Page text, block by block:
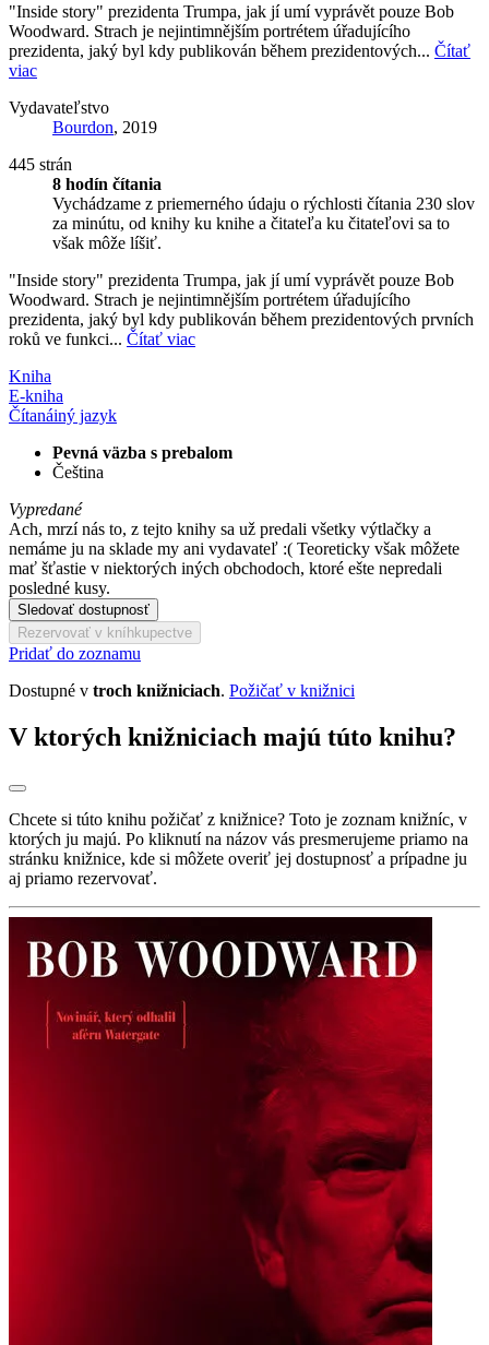
"Inside story" prezidenta Trumpa, jak jí umí vyprávět pouze Bob
Woodward. Strach je nejintimnějším portrétem úřadujícího
prezidenta, jaký byl kdy publikován během prezidentových... Čítať
viac
Vydavateľstvo
Bourdon, 2019
445 strán
8 hodín čítania
Vychádzame z priemerného údaju o rýchlosti čítania 230 slov
za minútu, od knihy ku knihe a čitateľa ku čitateľovi sa to
však môže líšiť.
"Inside story" prezidenta Trumpa, jak jí umí vyprávět pouze Bob
Woodward. Strach je nejintimnějším portrétem úřadujícího
prezidenta, jaký byl kdy publikován během prezidentových prvních
roků ve funkci... Čítať viac
Kniha
E-kniha
Čítanáiný jazyk
Pevná väzba s prebalom
Čeština
Vypredané
Ach, mrzí nás to, z tejto knihy sa už predali všetky výtlačky a
nemáme ju na sklade my ani vydavateľ :( Teoreticky však môžete
mať šťastie v niektorých iných obchodoch, ktoré ešte nepredali
posledné kusy.
Sledovať dostupnosť
Rezervovať v kníhkupectve
Pridať do zoznamu
Dostupné v troch knižniciach. Požičať v knižnici
V ktorých knižniciach majú túto knihu?
Chcete si túto knihu požičať z knižnice? Toto je zoznam knižníc, v
ktorých ju majú. Po kliknutí na názov vás presmerujeme priamo na
stránku knižnice, kde si môžete overiť jej dostupnosť a prípadne ju
aj priamo rezervovať.